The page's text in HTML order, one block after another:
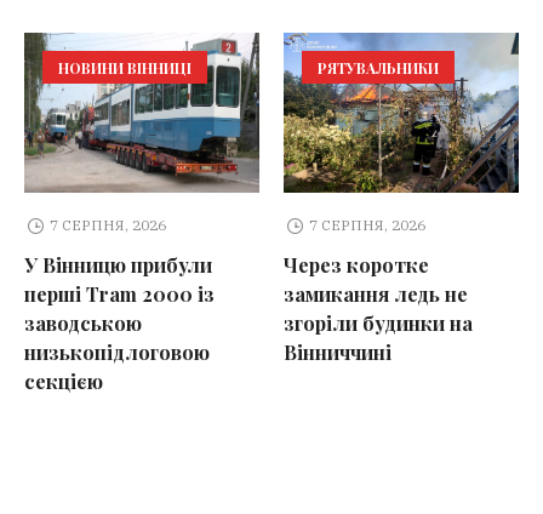
НОВИНИ ВІННИЦІ
7 СЕРПНЯ, 2026
У Вінницю прибули
перші Tram 2000 із
заводською
низькопідлоговою
секцією
РЯТУВАЛЬНИКИ
7 СЕРПНЯ, 2026
Через коротке
замикання ледь не
згоріли будинки на
Вінниччині